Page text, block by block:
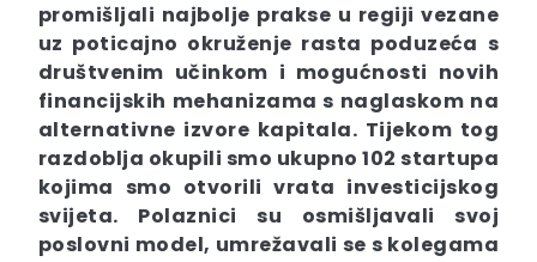
promišljali najbolje prakse u regiji vezane
uz poticajno okruženje rasta poduzeća s
društvenim učinkom i mogućnosti novih
financijskih mehanizama s naglaskom na
alternativne izvore kapitala. Tijekom tog
razdoblja okupili smo ukupno 102 startupa
kojima smo otvorili vrata investicijskog
svijeta. Polaznici su osmišljavali svoj
poslovni model, umrežavali se s kolegama